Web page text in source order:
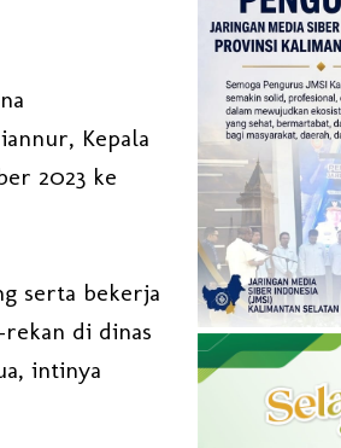
Kepala
2023 ke
serta bekerja
rekan di dinas
intinya